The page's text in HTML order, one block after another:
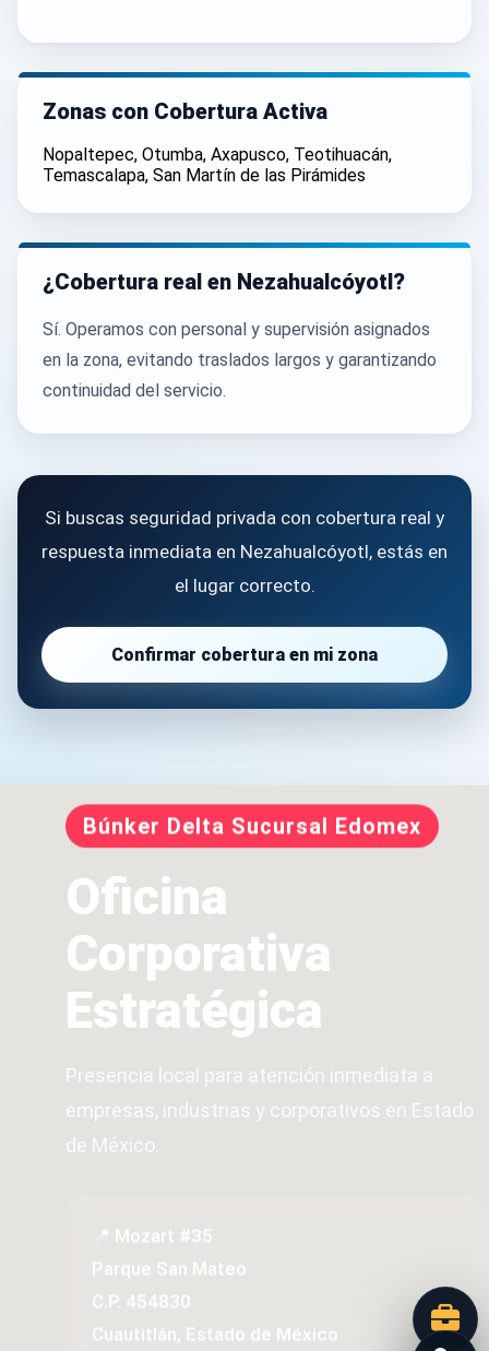
Zonas con Cobertura Activa
Nopaltepec, Otumba, Axapusco, Teotihuacán,
Temascalapa, San Martín de las Pirámides
¿Cobertura real en Nezahualcóyotl?
Sí. Operamos con personal y supervisión asignados
en la zona, evitando traslados largos y garantizando
continuidad del servicio.
Si buscas seguridad privada con cobertura real y
respuesta inmediata en Nezahualcóyotl, estás en
el lugar correcto.
Confirmar cobertura en mi zona
Búnker Delta Sucursal Edomex
Oficina
Corporativa
Estratégica
Presencia local para atención inmediata a
empresas, industrias y corporativos en Estado
de México.
📍 Mozart #35
Parque San Mateo
C.P. 454830
Cuautitlán, Estado de México